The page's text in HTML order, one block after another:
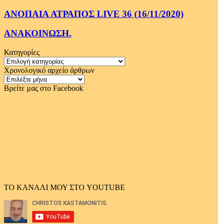
ΑΝΟΠΑΙΑ ΑΤΡΑΠΟΣ LIVE 36 (16/11/2020)
ΑΝΑΚΟΙΝΩΣΗ.
Κατηγορίες
Κατηγορίες
Χρονολογικό αρχείο άρθρων
Χρονολογικό
αρχείο
Βρείτε μας στο Facebook
ΤΟ ΚΑΝΑΛΙ ΜΟΥ ΣΤΟ YOUTUBE